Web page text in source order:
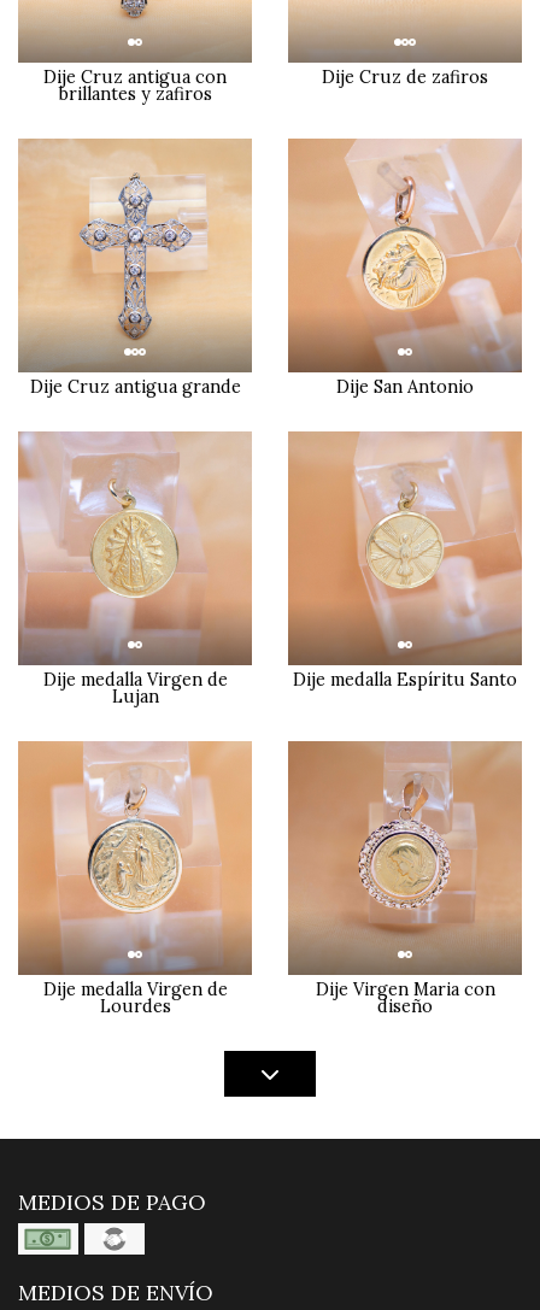
Dije Cruz antigua con
brillantes y zafiros
Dije Cruz de zafiros
Dije Cruz antigua grande Dije San Antonio
Dije medalla Virgen de
Lujan
Dije medalla Espíritu Santo
Dije medalla Virgen de
Lourdes
Dije Virgen Maria con
diseño
MEDIOS DE PAGO
MEDIOS DE ENVÍO